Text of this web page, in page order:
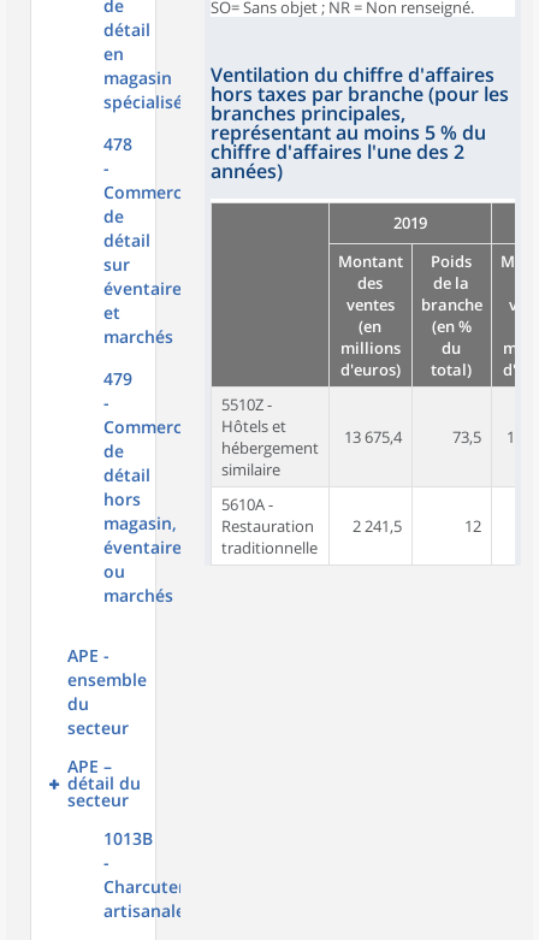
de
détail
en
magasin
spécialisé
478
-
Commerce
de
détail
sur
éventaires
et
marchés
479
-
Commerce
de
détail
hors
magasin,
éventaires
ou
marchés
APE -
ensemble
du
secteur
APE –
détail du
secteur
1013B
-
Charcuterie
artisanale
SO= Sans objet ; NR = Non renseigné.
Ventilation du chiffre d'affaires
hors taxes par branche (pour les
branches principales,
représentant au moins 5 % du
chiffre d'affaires l'une des 2
années)
2019
Montant
des
ventes
(en
millions
d'euros)
Poids
de la
branche
(en %
du
total)
5510Z -
Hôtels et
hébergement
similaire
13 675,4 73,5 14
5610A -
Restauration
traditionnelle
2 241,5 12